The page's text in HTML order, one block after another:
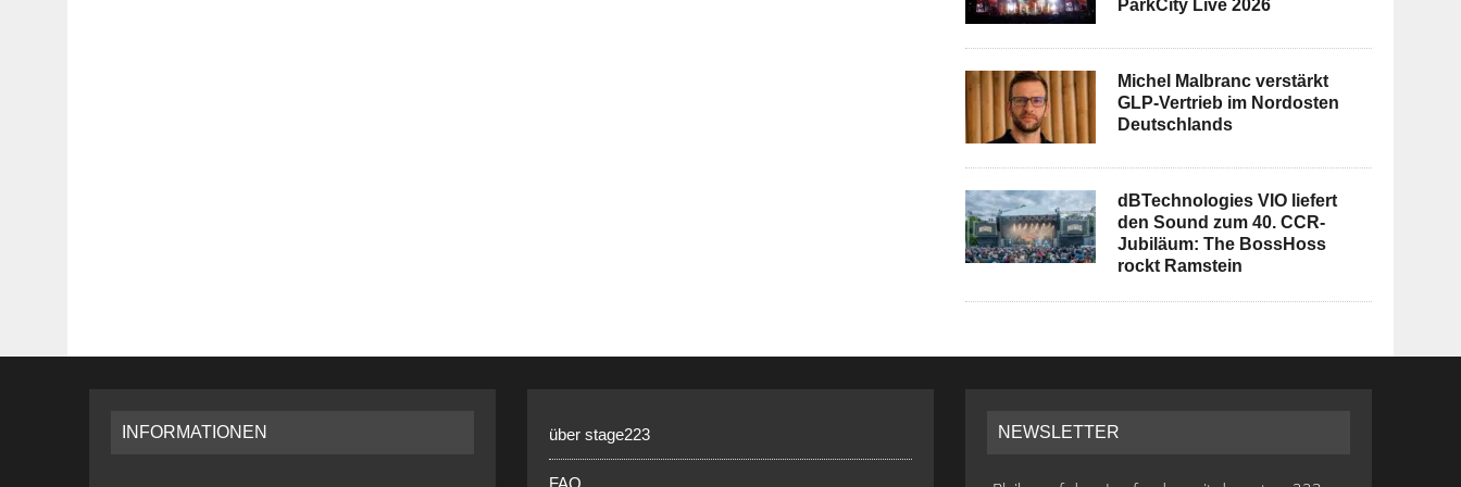
ParkCity Live 2026
Michel Malbranc verstärkt
GLP-Vertrieb im Nordosten
Deutschlands
dBTechnologies VIO liefert
den Sound zum 40. CCR-
Jubiläum: The BossHoss
rockt Ramstein
INFORMATIONEN über stage223 NEWSLETTER